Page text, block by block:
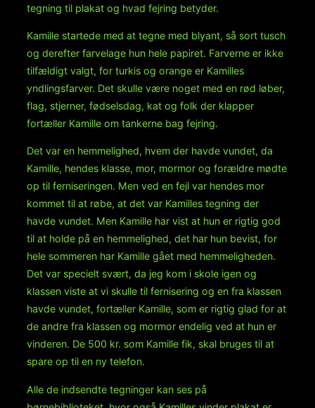
tegning til plakat og hvad fejring betyder.
Kamille startede med at tegne med blyant, så sort tusch
og derefter farvelage hun hele papiret. Farverne er ikke
tilfældigt valgt, for turkis og orange er Kamilles
yndlingsfarver. Det skulle være noget med en rød løber,
flag, stjerner, fødselsdag, kat og folk der klapper
fortæller Kamille om tankerne bag fejring.
Det var en hemmelighed, hvem der havde vundet, da
Kamille, hendes klasse, mor, mormor og forældre mødte
op til ferniseringen. Men ved en fejl var hendes mor
kommet til at røbe, at det var Kamilles tegning der
havde vundet. Men Kamille har vist at hun er rigtig god
til at holde på en hemmelighed, det har hun bevist, for
hele sommeren har Kamille gået med hemmeligheden.
Det var specielt svært, da jeg kom i skole igen og
klassen viste at vi skulle til fernisering og en fra klassen
havde vundet, fortæller Kamille, som er rigtig glad for at
de andre fra klassen og mormor endelig ved at hun er
vinderen. De 500 kr. som Kamille fik, skal bruges til at
spare op til en ny telefon.
Alle de indsendte tegninger kan ses på